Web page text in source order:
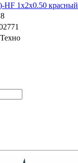
1х2х0.50 красный